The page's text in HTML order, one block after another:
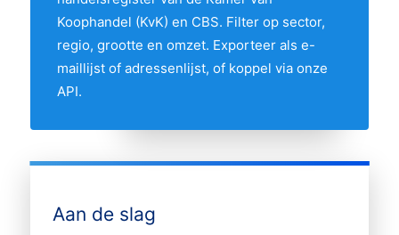
provincies te vergelijken op hun aandeel in
de markt.
Koophandel (KvK) en CBS. Filter op sector,
regio, grootte en omzet. Exporteer als e-
maillijst of adressenlijst, of koppel via onze
API.
Aan de slag